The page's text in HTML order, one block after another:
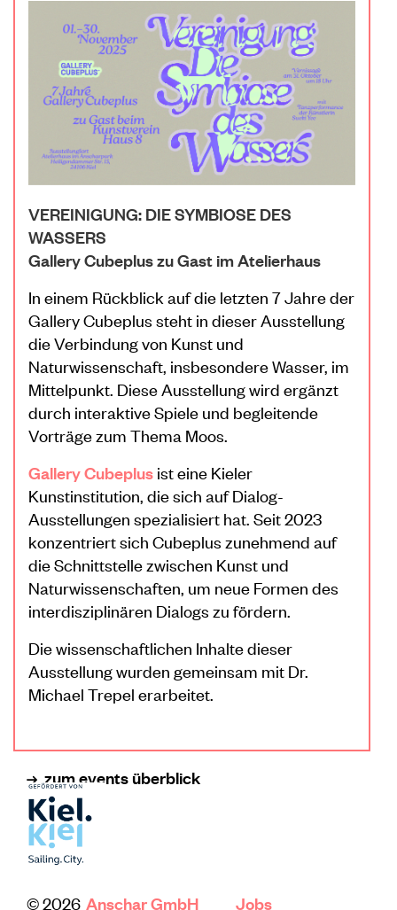
VEREINIGUNG: DIE SYMBIOSE DES
WASSERS
Gallery Cubeplus zu Gast im Atelierhaus
In einem Rückblick auf die letzten 7 Jahre der
Gallery Cubeplus steht in dieser Ausstellung
die Verbindung von Kunst und
Naturwissenschaft, insbesondere Wasser, im
Mittelpunkt. Diese Ausstellung wird ergänzt
durch interaktive Spiele und begleitende
Vorträge zum Thema Moos.
Gallery Cubeplus ist eine Kieler
Kunstinstitution, die sich auf Dialog-
Ausstellungen spezialisiert hat. Seit 2023
konzentriert sich Cubeplus zunehmend auf
die Schnittstelle zwischen Kunst und
Naturwissenschaften, um neue Formen des
interdisziplinären Dialogs zu fördern.
Die wissenschaftlichen Inhalte dieser
Ausstellung wurden gemeinsam mit Dr.
Michael Trepel erarbeitet.
zum events überblick
© 2026 Anschar GmbH Jobs